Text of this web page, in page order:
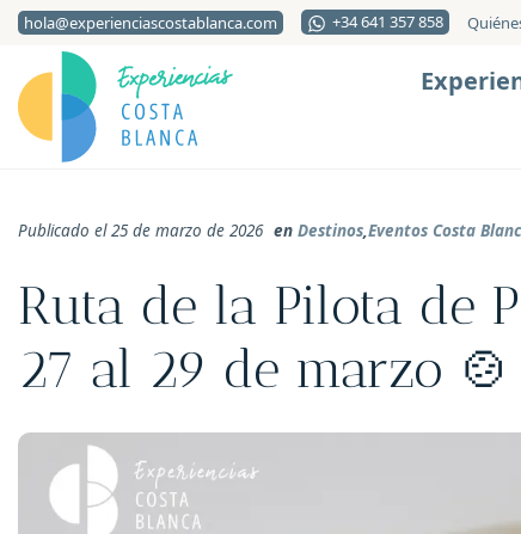
hola@experienciascostablanca.com +34 641 357 858
Publicado el 25 de marzo de 2026 en Destinos,Eventos Costa
Ruta de la Pilota de
27 al 29 de marzo 🍲